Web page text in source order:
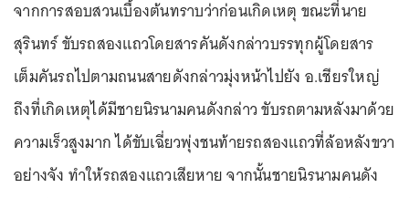
จากการสอบสวนเบื้องต้นทราบว่าก่อนเกิดเหตุ ขณะที่นาย
สุรินทร์ ขับรถสองแถวโดยสารคันดังกล่าวบรรทุกผู้โดยสาร
เต็มคันรถไปตามถนนสายดังกล่าวมุ่งหน้าไปยัง อ.เชียรใหญ่
ถึงที่เกิดเหตุได้มีชายนิรนามคนดังกล่าว ขับรถตามหลังมาด้วย
ความเร็วสูงมาก ได้ขับเฉี่ยวพุ่งชนท้ายรถสองแถวที่ล้อหลังขวา
อย่างจัง ทำให้รถสองแถวเสียหาย จากนั้นชายนิรนามคนดัง